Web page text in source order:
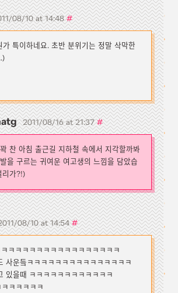
08/10 at 14:48#
특이하네요. 초반 분위기는 정말 삭막한
2011/08/16 at 21:37#
찬 아침 출근길 지하철 속에서 지각할까봐
을 구르는 귀여운 여고생의 느낌을 담았습
리가?!)
08/10 at 14:54#
ㅋㅋㅋㅋㅋㅋㅋㅋㅋㅋㅋㅋㅋㅋㅋㅋ
사운듴ㅋㅋㅋㅋㅋㅋㅋㅋㅋㅋㅋㅋㅋㅋㅋ
있을때 ㅋㅋㅋㅋㅋㅋㅋㅋㅋㅋㅋㅋ
ㅋㅋㅋㅋㅋ